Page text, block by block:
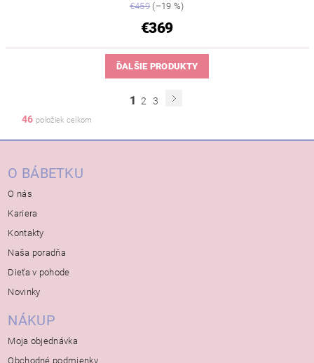
€459 (–19 %)
€369
ĎALŠIE PRODUKTY
1 2
3
46 položiek celkom
O BÁBETKU
O nás
Kariera
Kontakty
Naša poradňa
Dieťa v pohode
Novinky
NÁKUP
Moja objednávka
Obchodné podmienky